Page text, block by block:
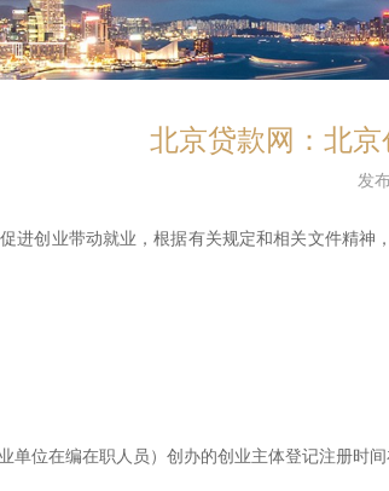
北京贷款网：北
发
进创业带动就业，根据有关规定和相关文件精
单位在编在职人员）创办的创业主体登记注册时